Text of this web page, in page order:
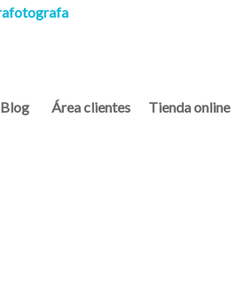
Blog Área clientes Tienda online